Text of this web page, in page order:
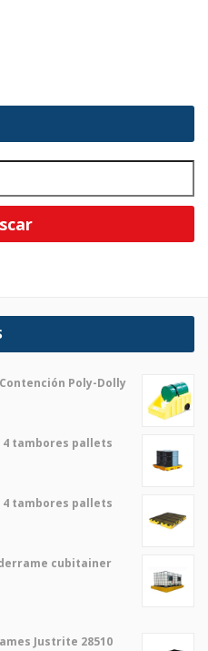
Poly-Dolly
4 tambores pallets
4 tambores pallets
cubitainer
Justrite 28510